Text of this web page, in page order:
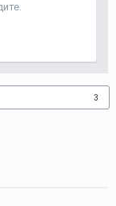
3